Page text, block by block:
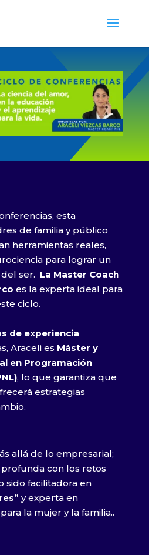
esta
de familia y público
herramientas reales,
para lograr un
ser. La Master Coach
es la experta ideal para
ciclo.
de experiencia
Araceli es Máster y
en Programación
, lo que garantiza que
estrategias
allá de lo empresarial;
con los retos
sido facilitadora en
y experta en
la mujer y la familia..